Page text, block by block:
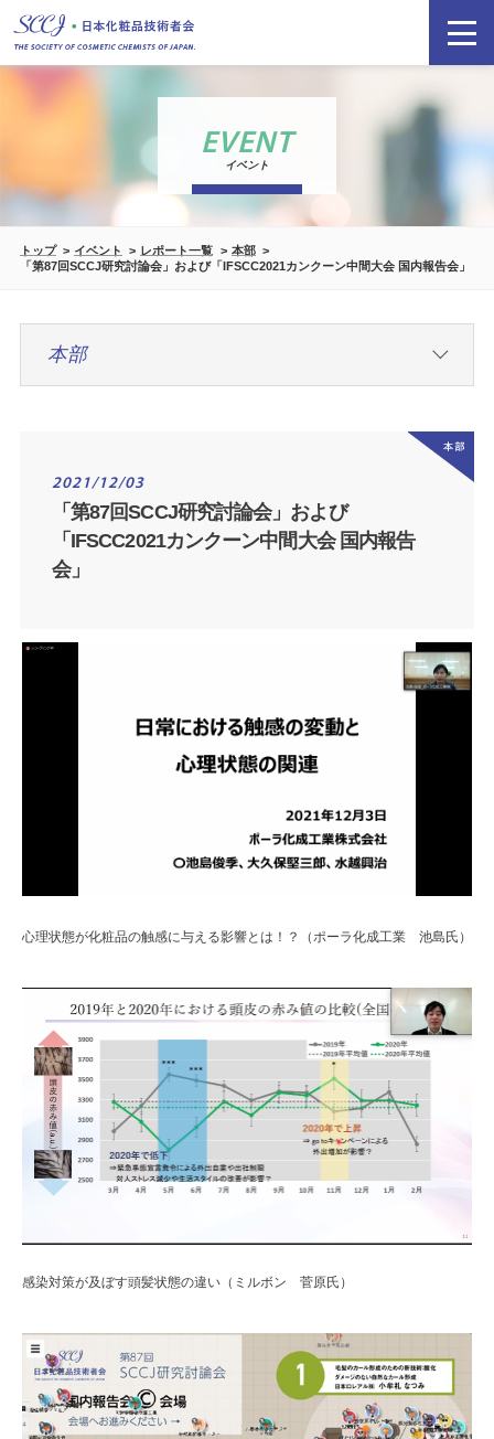
EVENT
イベント
トップ イベント レポート一覧
本部
「第87回SCCJ研究討論会」および「IFSCC2021カンクーン中間大会 国内報告会」
2021/12/03
「第87回SCCJ研究討論会」および
「IFSCC2021カンクーン中間大会 国内報告
会」
心理状態が化粧品の触感に与える影響とは！？（ポーラ化成工業 池島氏）
感染対策が及ぼす頭髪状態の違い（ミルボン 菅原氏）